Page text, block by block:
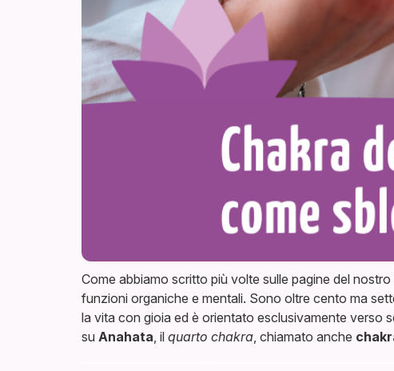
Come abbiamo scritto più volte sulle pagine del nostro
funzioni organiche e mentali. Sono oltre cento ma
la vita con gioia ed è orientato esclusivamente verso
su Anahata, il quarto chakra, chiamato anche